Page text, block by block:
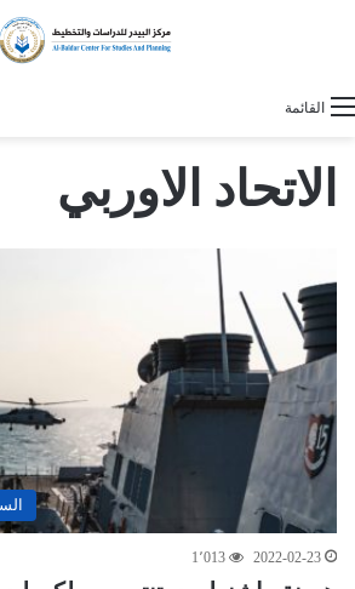
القائمة
الاتحاد الاوربي
2022-02-23 1٬013